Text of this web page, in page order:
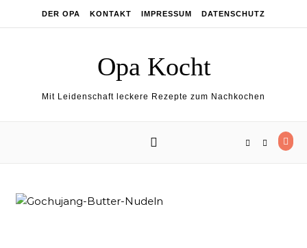
DER OPA KONTAKT IMPRESSUM DATENSCHUTZ
Opa Kocht
Mit Leidenschaft leckere Rezepte zum Nachkochen